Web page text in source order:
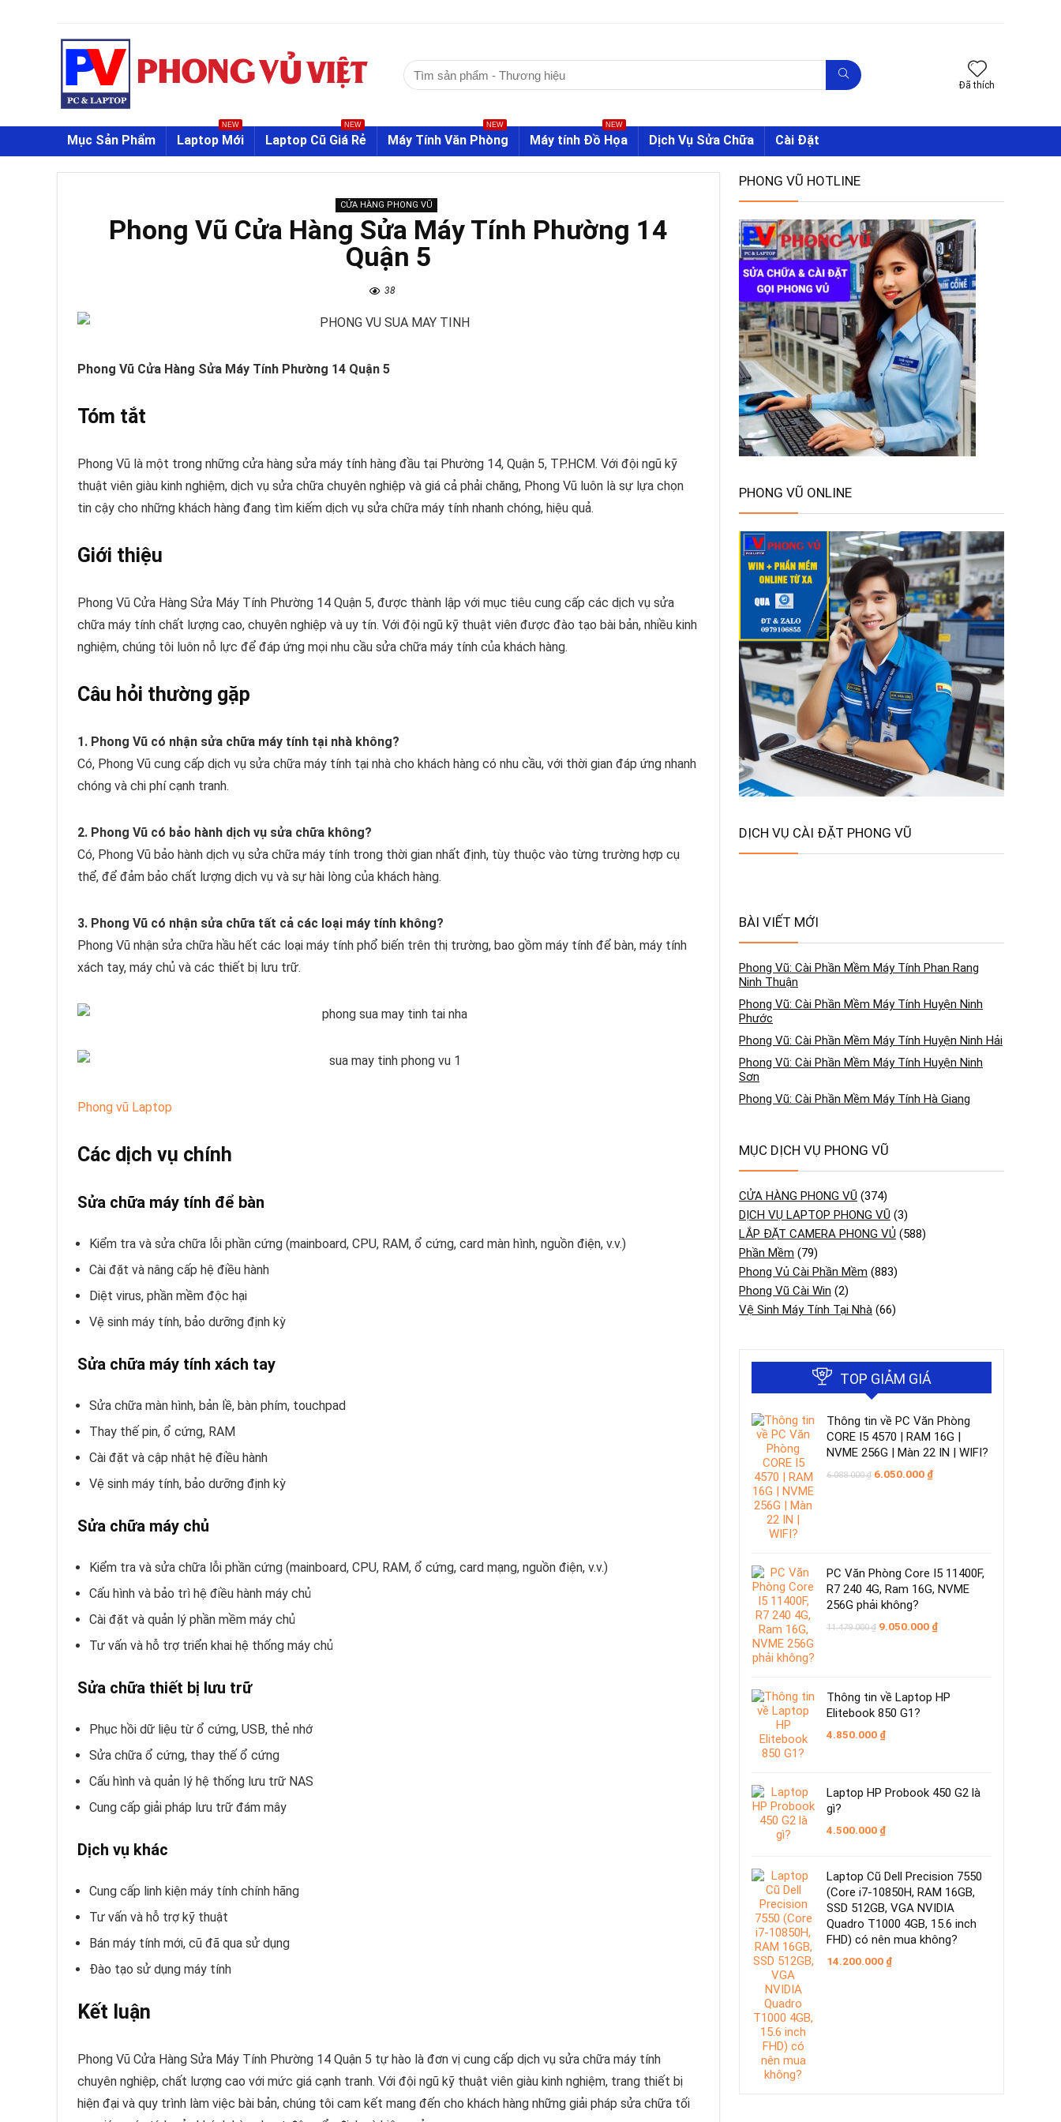
Tìm
kiếm:
Đã thích
Mục Sản Phẩm Laptop Mới
NEW
Laptop Cũ Giá Rẻ
NEW
Máy Tính Văn Phòng
NEW
Máy tính Đồ Họa
NEW
Dịch Vụ Sửa Chữa Cài Đặt
CỬA HÀNG PHONG VŨ
Phong Vũ Cửa Hàng Sửa Máy Tính Phường 14
Quận 5
38
Phong Vũ Cửa Hàng Sửa Máy Tính Phường 14 Quận 5
Tóm tắt
Phong Vũ là một trong những cửa hàng sửa máy tính hàng đầu tại Phường 14, Quận 5, TP.HCM. Với đội ngũ kỹ
thuật viên giàu kinh nghiệm, dịch vụ sửa chữa chuyên nghiệp và giá cả phải chăng, Phong Vũ luôn là sự lựa chọn
tin cậy cho những khách hàng đang tìm kiếm dịch vụ sửa chữa máy tính nhanh chóng, hiệu quả.
Giới thiệu
Phong Vũ Cửa Hàng Sửa Máy Tính Phường 14 Quận 5, được thành lập với mục tiêu cung cấp các dịch vụ sửa
chữa máy tính chất lượng cao, chuyên nghiệp và uy tín. Với đội ngũ kỹ thuật viên được đào tạo bài bản, nhiều kinh
nghiệm, chúng tôi luôn nỗ lực để đáp ứng mọi nhu cầu sửa chữa máy tính của khách hàng.
Câu hỏi thường gặp
1. Phong Vũ có nhận sửa chữa máy tính tại nhà không?
Có, Phong Vũ cung cấp dịch vụ sửa chữa máy tính tại nhà cho khách hàng có nhu cầu, với thời gian đáp ứng nhanh
chóng và chi phí cạnh tranh.
2. Phong Vũ có bảo hành dịch vụ sửa chữa không?
Có, Phong Vũ bảo hành dịch vụ sửa chữa máy tính trong thời gian nhất định, tùy thuộc vào từng trường hợp cụ
thể, để đảm bảo chất lượng dịch vụ và sự hài lòng của khách hàng.
3. Phong Vũ có nhận sửa chữa tất cả các loại máy tính không?
Phong Vũ nhận sửa chữa hầu hết các loại máy tính phổ biến trên thị trường, bao gồm máy tính để bàn, máy tính
xách tay, máy chủ và các thiết bị lưu trữ.
Phong vũ Laptop
Các dịch vụ chính
Sửa chữa máy tính để bàn
Kiểm tra và sửa chữa lỗi phần cứng (mainboard, CPU, RAM, ổ cứng, card màn hình, nguồn điện, v.v.)
Cài đặt và nâng cấp hệ điều hành
Diệt virus, phần mềm độc hại
Vệ sinh máy tính, bảo dưỡng định kỳ
Sửa chữa máy tính xách tay
Sửa chữa màn hình, bản lề, bàn phím, touchpad
Thay thế pin, ổ cứng, RAM
Cài đặt và cập nhật hệ điều hành
Vệ sinh máy tính, bảo dưỡng định kỳ
Sửa chữa máy chủ
Kiểm tra và sửa chữa lỗi phần cứng (mainboard, CPU, RAM, ổ cứng, card mạng, nguồn điện, v.v.)
Cấu hình và bảo trì hệ điều hành máy chủ
Cài đặt và quản lý phần mềm máy chủ
Tư vấn và hỗ trợ triển khai hệ thống máy chủ
Sửa chữa thiết bị lưu trữ
Phục hồi dữ liệu từ ổ cứng, USB, thẻ nhớ
Sửa chữa ổ cứng, thay thế ổ cứng
Cấu hình và quản lý hệ thống lưu trữ NAS
Cung cấp giải pháp lưu trữ đám mây
Dịch vụ khác
Cung cấp linh kiện máy tính chính hãng
Tư vấn và hỗ trợ kỹ thuật
Bán máy tính mới, cũ đã qua sử dụng
Đào tạo sử dụng máy tính
Kết luận
Phong Vũ Cửa Hàng Sửa Máy Tính Phường 14 Quận 5 tự hào là đơn vị cung cấp dịch vụ sửa chữa máy tính
chuyên nghiệp, chất lượng cao với mức giá cạnh tranh. Với đội ngũ kỹ thuật viên giàu kinh nghiệm, trang thiết bị
hiện đại và quy trình làm việc bài bản, chúng tôi cam kết mang đến cho khách hàng những giải pháp sửa chữa tối
PHONG VŨ HOTLINE
PHONG VŨ ONLINE
DỊCH VỤ CÀI ĐẶT PHONG VŨ
BÀI VIẾT MỚI
Phong Vũ: Cài Phần Mềm Máy Tính Phan Rang
Ninh Thuận
Phong Vũ: Cài Phần Mềm Máy Tính Huyện Ninh
Phước
Phong Vũ: Cài Phần Mềm Máy Tính Huyện Ninh Hải
Phong Vũ: Cài Phần Mềm Máy Tính Huyện Ninh
Sơn
Phong Vũ: Cài Phần Mềm Máy Tính Hà Giang
MỤC DỊCH VỤ PHONG VŨ
CỬA HÀNG PHONG VŨ (374)
DỊCH VỤ LAPTOP PHONG VŨ (3)
LẮP ĐẶT CAMERA PHONG VỦ (588)
Phần Mềm (79)
Phong Vủ Cài Phần Mềm (883)
Phong Vũ Cài Win (2)
Vệ Sinh Máy Tính Tại Nhà (66)
TOP GIẢM GIÁ
Thông tin về PC Văn Phòng
CORE I5 4570 | RAM 16G |
NVME 256G | Màn 22 IN | WIFI?
6.088.000₫ Giá
6.050.000 ₫Giá
PC Văn Phòng Core I5 11400F,
R7 240 4G, Ram 16G, NVME
256G phải không?
11.479.000₫ Giá
9.050.000 ₫Giá
Thông tin về Laptop HP
Elitebook 850 G1?
4.850.000 ₫
Laptop HP Probook 450 G2 là
gì?
4.500.000 ₫
Laptop Cũ Dell Precision 7550
(Core i7-10850H, RAM 16GB,
SSD 512GB, VGA NVIDIA
Quadro T1000 4GB, 15.6 inch
FHD) có nên mua không?
14.200.000 ₫